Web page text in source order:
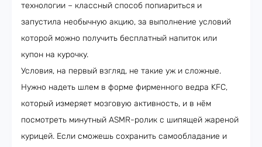
технологии – классный способ попиариться и
запустила необычную акцию, за выполнение условий
которой можно получить бесплатный напиток или
купон на курочку.
Условия, на первый взгляд, не такие уж и сложные.
Нужно надеть шлем в форме фирменного ведра KFC,
который измеряет мозговую активность, и в нём
посмотреть минутный ASMR-ролик с шипящей жареной
курицей. Если сможешь сохранить самообладание и